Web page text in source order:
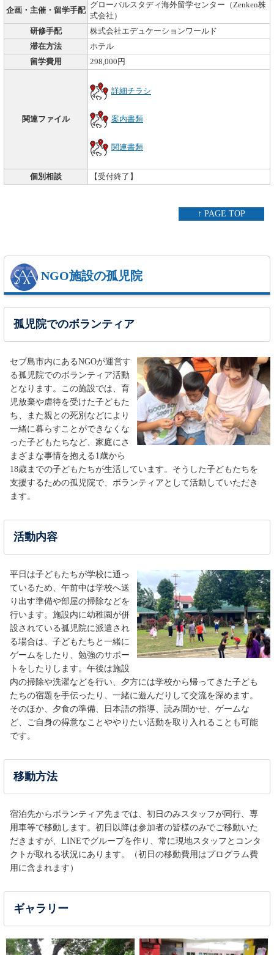
企画・主催・留学手配
グローバルスタディ海外留学センター（Zenken株
式会社）
研修手配
株式会社エデュケーションワールド
滞在方法
ホテル
留学費用
298,000円
関連ファイル
詳細チラシ
案内書類
関連書類
個別相談 【受付終了】
↑ PAGE TOP
NGO施設の孤児院
孤児院でのボランティア
セブ島市内にあるNGOが運営す
る孤児院でのボランティア活動
となります。この施設では、育
児放棄や虐待を受けた子どもた
ち、また親との死別などにより
一緒に暮らすことができなくな
った子どもたちなど、家庭にさ
まざまな事情を抱える1歳から
18歳までの子どもたちが生活しています。そうした子どもたちを
支援するための孤児院で、ボランティアとして活動していただき
ます。
活動内容
平日は子どもたちが学校に通っ
ているため、午前中は学校へ送
り出す準備や部屋の掃除などを
行います。施設内に幼稚園が併
設されている孤児院に派遣され
る場合は、子どもたちと一緒に
ゲームをしたり、勉強のサポー
トをしたりします。午後は施設
内の掃除や洗濯などを行い、夕方には学校から帰ってきた子ども
たちの宿題を手伝ったり、一緒に遊んだりして交流を深めます。
そのほか、夕食の準備、日本語の指導、読み聞かせ、ゲームな
ど、ご自身の得意なことややりたい活動を取り入れることも可能
です。
移動方法
宿泊先からボランティア先までは、初日のみスタッフが同行、専
用車等で移動します。初日以降は参加者の皆様のみでご移動いた
だきますが、LINEでグループを作り、常に現地スタッフとコンタ
クトが取れる状況にあります。（初日の移動費用はプログラム費
用に含まれます）
ギャラリー